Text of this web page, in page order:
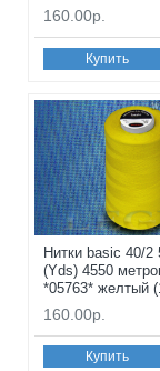
160.00р.
Купить
Нитки basic 40/2
(Yds) 4550
*05763* желтый
160.00р.
Купить